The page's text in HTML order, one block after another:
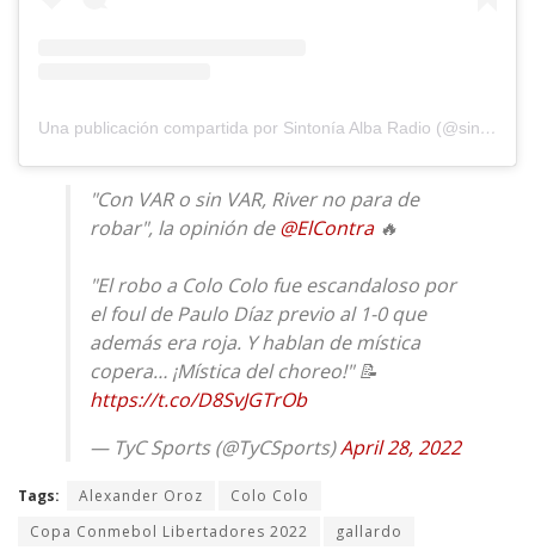
Una publicación compartida por Sintonía Alba Radio (@sintoniaalbaradio)
"Con VAR o sin VAR, River no para de
robar", la opinión de@ElContra🔥
"El robo a Colo Colo fue escandaloso por
el foul de Paulo Díaz previo al 1-0 que
además era roja. Y hablan de mística
copera… ¡Mística del choreo!" 📝
https://t.co/D8SvJGTrOb
— TyC Sports (@TyCSports)April 28, 2022
Tags: Alexander Oroz
Colo Colo
Copa Conmebol Libertadores 2022
gallardo